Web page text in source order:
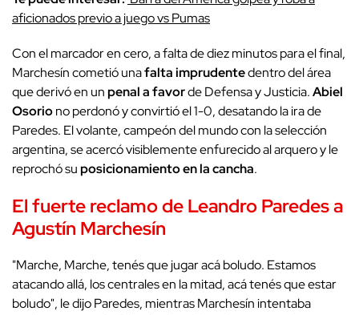
aficionados previo a juego vs Pumas
Con el marcador en cero, a falta de diez minutos para el final,
Marchesín cometió unafalta imprudentedentro del área
que derivó en unpenal a favorde Defensa y Justicia.Abiel
Osoriono perdonó y convirtió el 1-0, desatando la ira de
Paredes. El volante, campeón del mundo con la selección
argentina, se acercó visiblemente enfurecido al arquero y le
reprochó suposicionamiento en la cancha.
El fuerte reclamo deLeandro Paredesa
Agustín Marchesín
"Marche, Marche, tenés que jugar acá boludo. Estamos
atacando allá, los centrales en la mitad, acá tenés que estar
boludo", le dijo Paredes, mientras Marchesín intentaba